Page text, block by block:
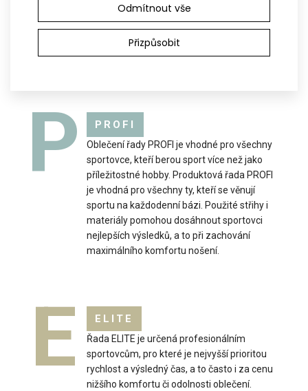
Odmítnout vše
Přizpůsobit
299 Kč
Cyklistická kšiltovka ATEX30 černá
299 Kč
Vás. Tato řada nabízí nejlepší poměr cena /
výkon. Oblečení je vhodné jak pro úplné
začátečníky, tak pro hobíky, kteří objedou
pouze pár závodů za sezónu.
P PROFI
Oblečení řady PROFI je vhodné pro všechny
sportovce, kteří berou sport více než jako
příležitostné hobby. Produktová řada PROFI
je vhodná pro všechny ty, kteří se věnují
sportu na každodenní bázi. Použité střihy i
materiály pomohou dosáhnout sportovci
nejlepších výsledků, a to při zachování
maximálního komfortu nošení.
E ELITE
Řada ELITE je určená profesionálním
sportovcům, pro které je nejvyšší prioritou
rychlost a výsledný čas, a to často i za cenu
nižšího komfortu či odolnosti oblečení.